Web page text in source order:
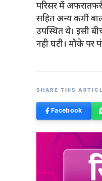
परिसर में
सहित अन्य कर्मी
उपस्थित थे। इसी
नही घटी। मौके पर
SHARE THIS
Facebook